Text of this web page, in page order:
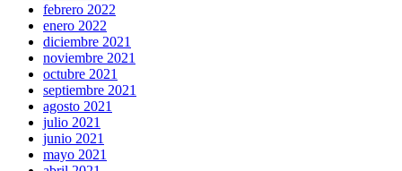
febrero 2022
enero 2022
diciembre 2021
noviembre 2021
octubre 2021
septiembre 2021
agosto 2021
julio 2021
junio 2021
mayo 2021